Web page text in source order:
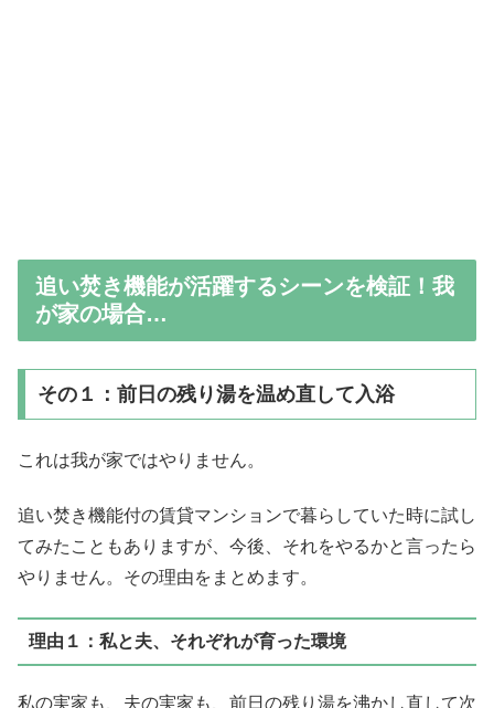
追い焚き機能が活躍するシーンを検証！我
が家の場合…
その１：前日の残り湯を温め直して入浴
これは我が家ではやりません。
追い焚き機能付の賃貸マンションで暮らしていた時に試し
てみたこともありますが、今後、それをやるかと言ったら
やりません。その理由をまとめます。
理由１：私と夫、それぞれが育った環境
私の実家も、夫の実家も、前日の残り湯を沸かし直して次